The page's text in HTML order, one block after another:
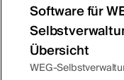
Software für
Übersicht
WEG-